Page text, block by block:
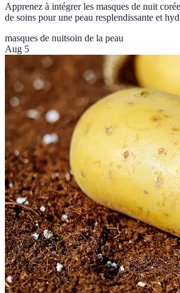
Apprenez à intégrer les masques de nuit
de soins pour une peau resplendissante et
masques de nuitsoin de la peau
Aug 5